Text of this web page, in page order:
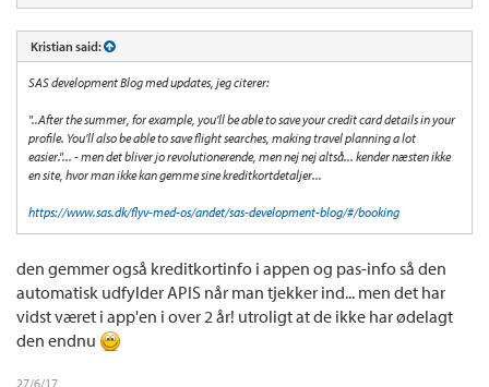
Kristian said:
SAS development Blog med updates, jeg citerer:
"..After the summer, for example, you’ll be able to save your credit card details in your
profile. You’ll also be able to save flight searches, making travel planning a lot
easier."... - men det bliver jo revolutionerende, men nej nej altså... kender næsten ikke
en site, hvor man ikke kan gemme sine kreditkortdetaljer...
https://www.sas.dk/flyv-med-os/andet/sas-development-blog/#/booking
den gemmer også kreditkortinfo i appen og pas-info så den
automatisk udfylder APIS når man tjekker ind... men det har
vidst været i app'en i over 2 år! utroligt at de ikke har ødelagt
den endnu
27/6/17